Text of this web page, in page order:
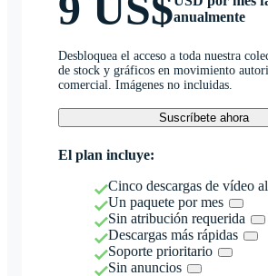
anualmente
Desbloquea el acceso a toda nuestra
de stock y gráficos en movimiento
comercial. Imágenes no incluidas.
Suscríbete ahora
El plan incluye:
Cinco descargas de vídeo
Un paquete por mes
Sin atribución requerida
Descargas más rápidas
Soporte prioritario
Sin anuncios